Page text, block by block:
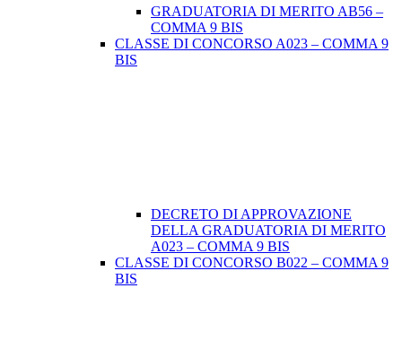
GRADUATORIA DI MERITO AB56 –
COMMA 9 BIS
CLASSE DI CONCORSO A023 – COMMA 9
BIS
DECRETO DI APPROVAZIONE
DELLA GRADUATORIA DI MERITO
A023 – COMMA 9 BIS
CLASSE DI CONCORSO B022 – COMMA 9
BIS